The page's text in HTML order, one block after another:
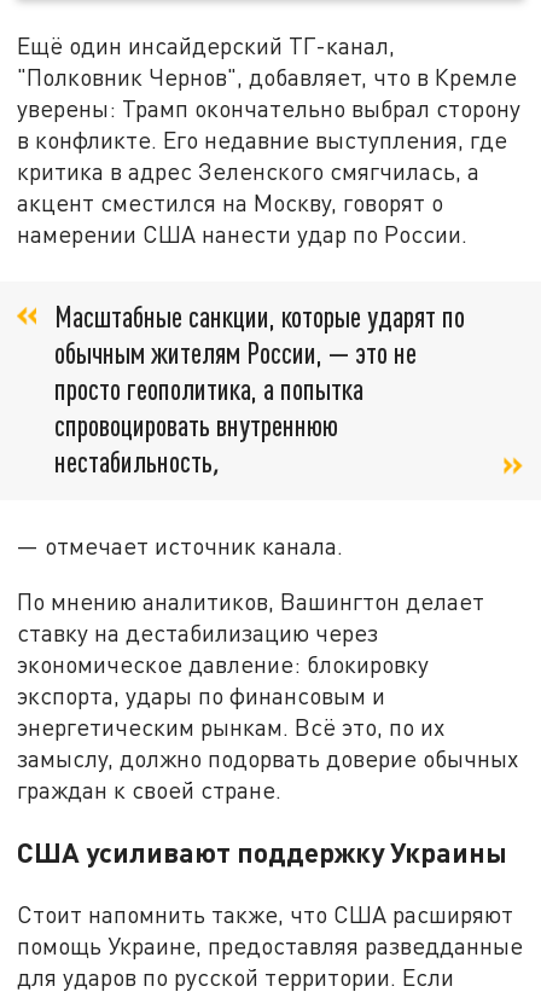
Ещё один инсайдерский ТГ-канал,
"Полковник Чернов", добавляет, что в Кремле
уверены: Трамп окончательно выбрал сторону
в конфликте. Его недавние выступления, где
критика в адрес Зеленского смягчилась, а
акцент сместился на Москву, говорят о
намерении США нанести удар по России.
Масштабные санкции, которые ударят по
обычным жителям России, — это не
просто геополитика, а попытка
спровоцировать внутреннюю
нестабильность,
— отмечает источник канала.
По мнению аналитиков, Вашингтон делает
ставку на дестабилизацию через
экономическое давление: блокировку
экспорта, удары по финансовым и
энергетическим рынкам. Всё это, по их
замыслу, должно подорвать доверие обычных
граждан к своей стране.
США усиливают поддержку Украины
Стоит напомнить также, что США расширяют
помощь Украине, предоставляя разведданные
для ударов по русской территории. Если